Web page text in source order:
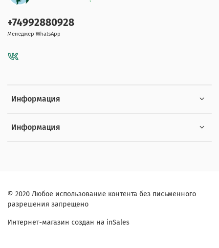
Информация
Информация
+74992880928
Менеджер WhatsApp
© 2020 Любое использование контента без письменного
разрешения запрещено
Интернет-магазин создан на inSales